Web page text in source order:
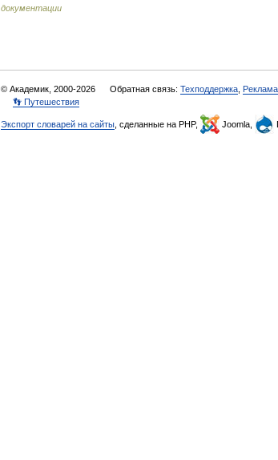
документации
© Академик, 2000-2026 Обратная связь: Техподдержка
👣 Путешествия
Экспорт словарей на сайты , сделанные на PHP, Joomla,